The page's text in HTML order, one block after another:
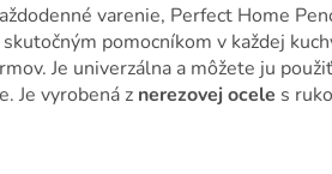
varenie, Perfect Home
pomocníkom v každej
Je univerzálna a môžete ju
Je vyrobená z nerezovej ocele s